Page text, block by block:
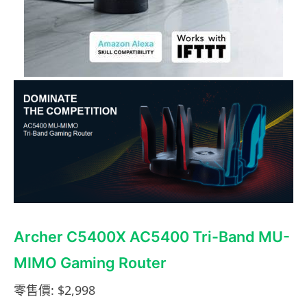
Archer C5400X AC5400 Tri-Band MU-
MIMO Gaming Router
零售價: $2,998